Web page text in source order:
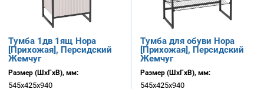
Тумба 1дв 1ящ Нора
[Прихожая], Персидский
Жемчуг
Размер (ШхГхВ), мм:
545х425х940
Тумба для обуви Нора
[Прихожая], Персидский
Жемчуг
Размер (ШхГхВ), мм:
545х425х940